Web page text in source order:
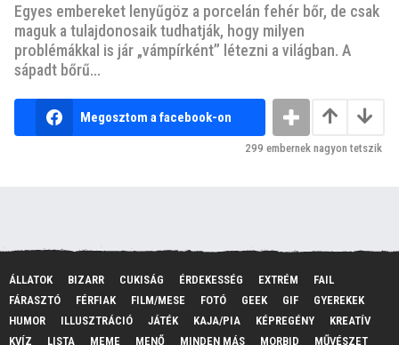
Egyes embereket lenyűgöz a porcelán fehér bőr, de csak
maguk a tulajdonosaik tudhatják, hogy milyen
problémákkal is jár „vámpírként” létezni a világban. A
sápadt bőrű...
Megosztom a facebook-on
299 embernek nagyon tetszik
ÁLLATOK BIZARR CUKISÁG ÉRDEKESSÉG EXTRÉM
FAIL
FÁRASZTÓ
FÉRFIAK FILM/MESE FOTÓ GEEK GIF
GYEREKEK
HUMOR
ILLUSZTRÁCIÓ JÁTÉK KAJA/PIA KÉPREGÉNY
KREATÍV
KVÍZ
LISTA MEME MENŐ MINDEN MÁS MORBID MŰVÉSZET